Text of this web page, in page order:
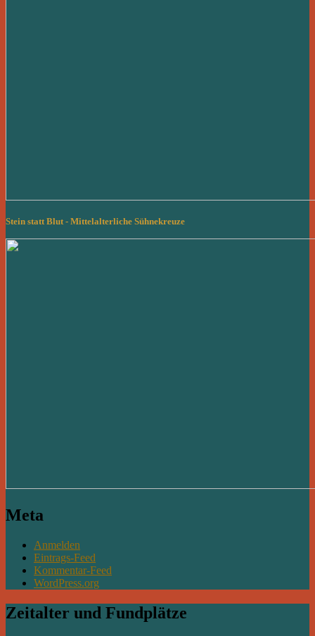
Stein statt Blut - Mittelalterliche Sühnekreuze
Meta
Anmelden
Eintrags-Feed
Kommentar-Feed
WordPress.org
Zeitalter und Fundplätze